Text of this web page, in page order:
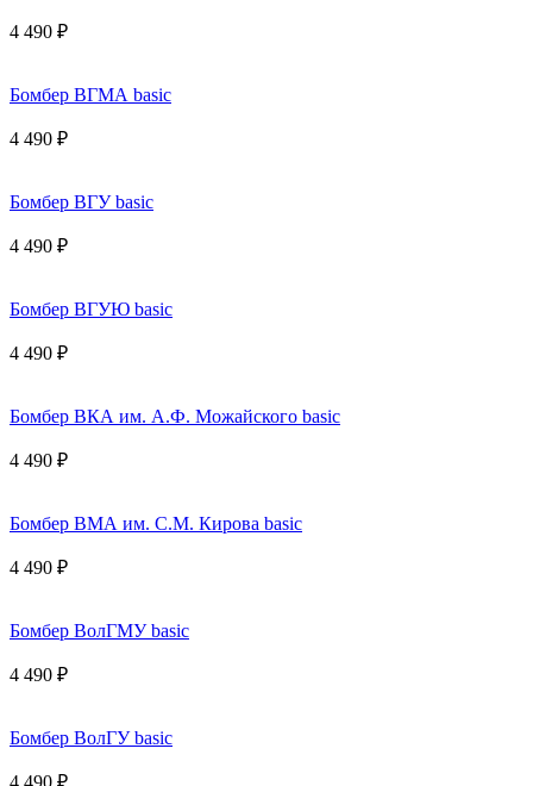
4 490 ₽
Бомбер ВГМА basic
4 490 ₽
Бомбер ВГУ basic
4 490 ₽
Бомбер ВГУЮ basic
4 490 ₽
Бомбер ВКА им. А.Ф. Можайского basic
4 490 ₽
Бомбер ВМА им. С.М. Кирова basic
4 490 ₽
Бомбер ВолГМУ basic
4 490 ₽
Бомбер ВолГУ basic
4 490 ₽